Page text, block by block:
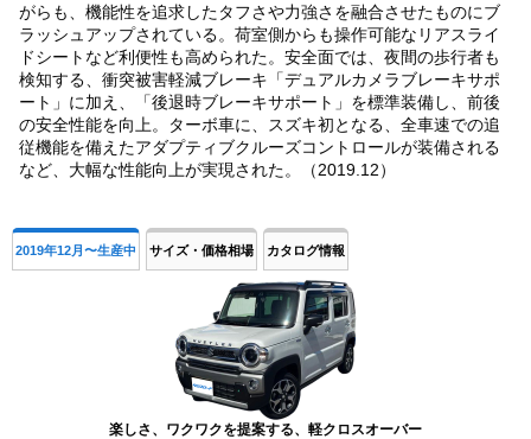
がらも、機能性を追求したタフさや力強さを融合させたものにブ
ラッシュアップされている。荷室側からも操作可能なリアスライ
ドシートなど利便性も高められた。安全面では、夜間の歩行者も
検知する、衝突被害軽減ブレーキ「デュアルカメラブレーキサポ
ート」に加え、「後退時ブレーキサポート」を標準装備し、前後
の安全性能を向上。ターボ車に、スズキ初となる、全車速での追
従機能を備えたアダプティブクルーズコントロールが装備される
など、大幅な性能向上が実現された。（2019.12）
2019年12月〜生産中 サイズ・価格相場 カタログ情報
楽しさ、ワクワクを提案する、軽クロスオーバー